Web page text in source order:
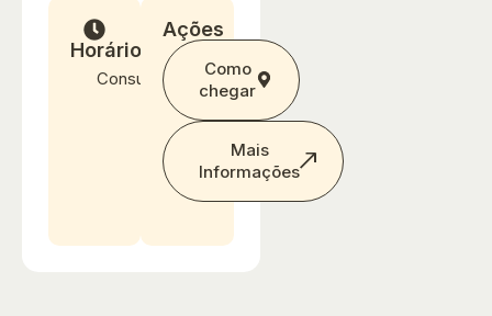
Horários
Consultar
Ações
Como
chegar
Mais
Informações